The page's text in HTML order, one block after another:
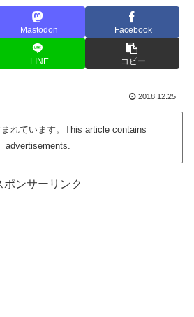
Mastodon Facebook
LINE コピー
2018.12.25
れています。This article contains
advertisements.
ポンサーリンク